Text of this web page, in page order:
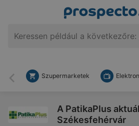
Vissza
Szupermarketek
A PatikaPlus
Székesfehérvár